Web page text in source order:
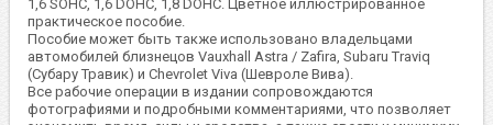
1,6 SOHC, 1,6 DOHC, 1,8 DOHC. Цветное иллюстрированное
практическое пособие.
Пособие может быть также использовано владельцами
автомобилей близнецов Vauxhall Astra / Zafira, Subaru Traviq
(Субару Травик) и Chevrolet Viva (Шевроле Вива).
Все рабочие операции в издании сопровождаются
фотографиями и подробными комментариями, что позволяет